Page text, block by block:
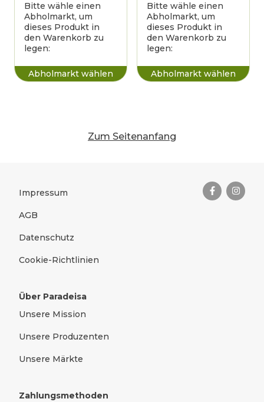
Bitte wähle einen
Abholmarkt, um
dieses Produkt in
den Warenkorb zu
legen:
Bitte wähle einen
Abholmarkt, um
dieses Produkt in
den Warenkorb zu
legen:
Zum Seitenanfang
Rechtliches
Impressum
AGB
Datenschutz
Cookie-Richtlinien
Über Paradeisa
Unsere Mission
Unsere Produzenten
Unsere Märkte
Zahlungsmethoden